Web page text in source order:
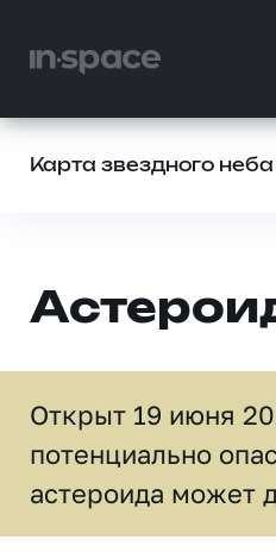
Карта звездного
Открыт 19 июня
потенциально
астероида может